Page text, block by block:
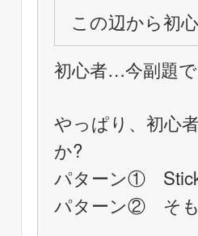
この辺から初
初心者…今副題
やっぱり、初心
か?
パターン①　
パターン②　そ